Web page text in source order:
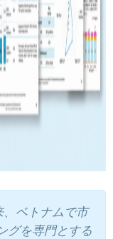
ベトナムで市
グを専門とする